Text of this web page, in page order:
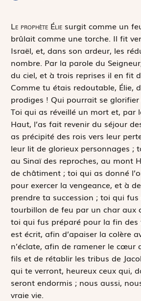
Le prophète Élie surgit comme un
brûlait comme une torche. Il fit
Israël, et, dans son ardeur, les
nombre. Par la parole du
du ciel, et à trois reprises il en fit
Comme tu étais redoutable, Élie,
prodiges ! Qui pourrait se glorifier
Toi qui as réveillé un mort et, par
Haut, l’as fait revenir du séjour
as précipité des rois vers leur
leur lit de glorieux personnages ;
au Sinaï des reproches, au mont
de châtiment ; toi qui as donné
pour exercer la vengeance, et à
prendre ta succession ; toi qui
tourbillon de feu par un char aux
toi qui fus préparé pour la fin des
est écrit, afin d’apaiser la colère
n’éclate, afin de ramener le cœur
fils et de rétablir les tribus de
qui te verront, heureux ceux qui,
seront endormis ; nous aussi,
vraie vie.